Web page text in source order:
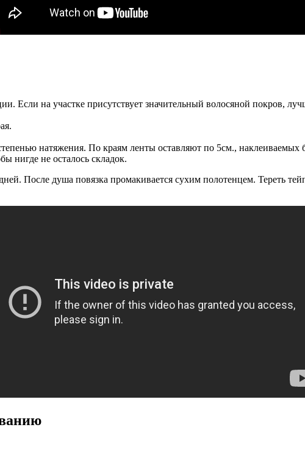
Если на участке присутствует значительный волосяной покров,
натяжения. По краям ленты оставляют по 5см., наклеиваемых
нигде не осталось складок.
После душа повязка промакивается сухим полотенцем. Тереть